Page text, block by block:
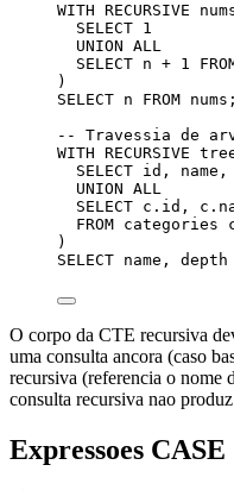
WITH RECURSIVE
SELECT 1
UNION ALL
SELECT n + 1
)
SELECT n FROM nums;
-- Travessia de
WITH RECURSIVE
SELECT id, name ,
UNION ALL
SELECT c . id , c .
FROM categories
)
SELECT name , depth
O corpo da CTE recursiva
uma consulta ancora (caso
recursiva (referencia o nome
consulta recursiva nao
Expressoes CASE